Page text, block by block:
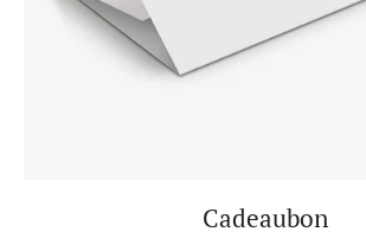
Cadeaubon